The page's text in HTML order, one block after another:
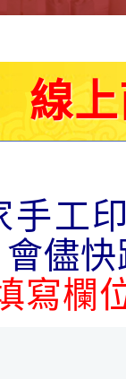
線
手工
儘
寫欄